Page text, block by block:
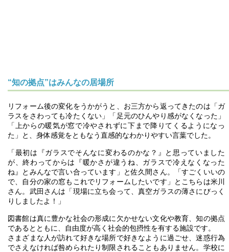
“知の拠点”はみんなの居場所
リフォーム後の変化をうかがうと、お三方から返ってきたのは「ガ
ラスをさわっても冷たくない」「足元のひんやり感がなくなった」
「上からの暖気が窓で冷やされずに下まで降りてくるようになっ
た」と、身体感覚をともなう直感的なわかりやすい言葉でした。
「最初は『ガラスでそんなに変わるのかな？』と思っていました
が、終わってからは『暖かさが違うね、ガラスで冷えなくなった
ね』とみんなで言い合っています」と佐久間さん。「すごくいいの
で、自分の家の窓もこれでリフォームしたいです」とこちらは米川
さん。武田さんは「現場に立ち会って、真空ガラスの薄さにびっく
りしましたよ！」
図書館は真に豊かな社会の形成に欠かせない文化や教育、知の拠点
であるとともに、自由度が高く社会的包摂性を有する施設です。
さまざまな人が訪れて好きな場所で好きなように過ごせ、迷惑行為
でさえなければ咎められたり制限されることもありません。学校に